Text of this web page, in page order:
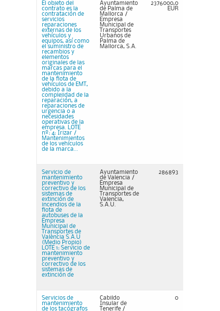
El objeto del
contrato es la
contratación de
servicios
reparaciones
externas de los
vehículos y
equipos, así como
el suministro de
recambios y
elementos
originales de las
marcas para el
mantenimiento
de la flota de
vehículos de EMT,
debido a la
complejidad de la
reparación, a
reparaciones de
urgencia o a
necesidades
operativas de la
empresa. LOTE
nº: 4: Irizar /
Mantenimientos
de los vehículos
de la marca...
Ayuntamiento
de Palma de
Mallorca /
Empresa
Municipal de
Transportes
Urbanos de
Palma de
Mallorca, S.A.
2376000,0
EUR
Servicio de
mantenimiento
preventivo y
correctivo de los
sistemas de
extinción de
incendios de la
flota de
autobuses de la
Empresa
Municipal de
Transportes de
València S.A.U
(Medio Propio)
LOTE 1: Servicio de
mantenimiento
preventivo y
correctivo de los
sistemas de
extinción de
Ayuntamiento
de Valencia /
Empresa
Municipal de
Transportes de
Valencia,
S.A.U.
286893
Servicios de
mantenimiento
de los tacógrafos
Cabildo
Insular de
Tenerife /
0